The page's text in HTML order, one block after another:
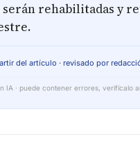
serán rehabilitadas y
del artículo · revisado por
IA · puede contener errores, verifícalo